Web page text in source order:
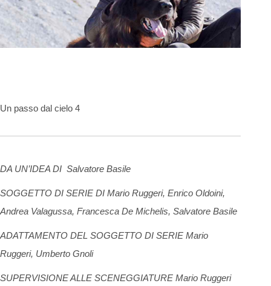
Un passo dal cielo 4
DA UN’IDEA DI Salvatore Basile
SOGGETTO DI SERIE DI Mario Ruggeri, Enrico Oldoini,
Andrea Valagussa, Francesca De Michelis, Salvatore Basile
ADATTAMENTO DEL SOGGETTO DI SERIE Mario
Ruggeri, Umberto Gnoli
SUPERVISIONE ALLE SCENEGGIATURE Mario Ruggeri